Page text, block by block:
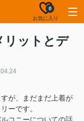
お気に入り
0
リットとデ
が、まだまだ上着が
ーです。